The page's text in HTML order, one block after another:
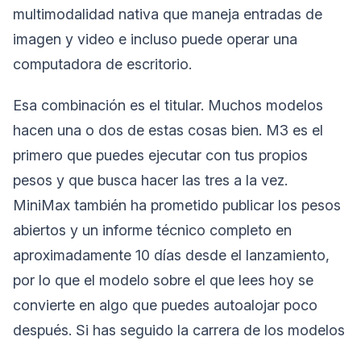
multimodalidad nativa que maneja entradas de
imagen y video e incluso puede operar una
computadora de escritorio.
Esa combinación es el titular. Muchos modelos
hacen una o dos de estas cosas bien. M3 es el
primero que puedes ejecutar con tus propios
pesos y que busca hacer las tres a la vez.
MiniMax también ha prometido publicar los pesos
abiertos y un informe técnico completo en
aproximadamente 10 días desde el lanzamiento,
por lo que el modelo sobre el que lees hoy se
convierte en algo que puedes autoalojar poco
después. Si has seguido la carrera de los modelos